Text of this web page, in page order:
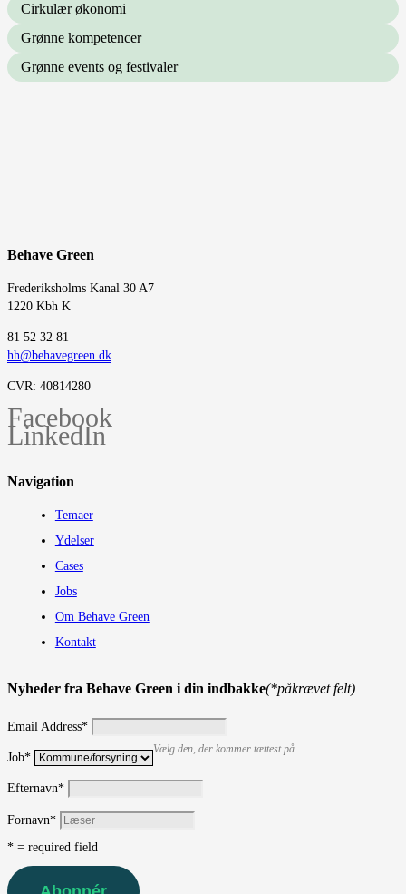
Cirkulær økonomi
Grønne kompetencer
Grønne events og festivaler
Behave Green
Frederiksholms Kanal 30 A7
1220 Kbh K
‭81 52 32 81‬
hh@behavegreen.dk
CVR: 40814280
Facebook
LinkedIn
Navigation
Temaer
Ydelser
Cases
Jobs
Om Behave Green
Kontakt
Nyheder fra Behave Green i din indbakke(*påkrævet felt)
Email Address*
Job*
Vælg den, der kommer tættest på
Efternavn*
Fornavn*
* = required field